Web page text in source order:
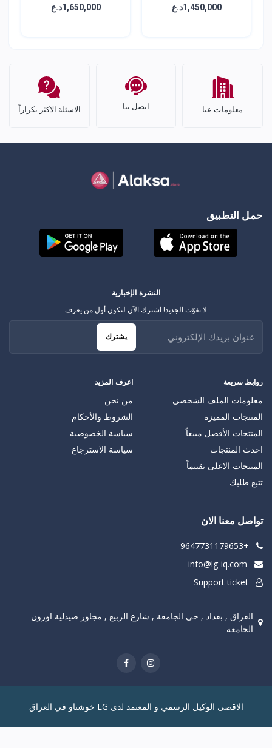
(2في1) 15 كغم -1,450,000د.ع
(2في1) 18 كغم -1,650,000د.ع
معلومات عنا اتصل بنا الاسئلة الاكثر تكراراً
حمل التطبيق
روابط سريعة
معلومات الملف الشخصي
المنتجات المميزة
المنتجات الأفضل مبيعاً
احدث المنتجات
المنتجات الاعلى تقييماً
تتبع طلبك
اعرف المزيد
من نحن
الشروط والأحكام
سياسة الخصوصية
سياسة الاسترجاع
النشرة الإخبارية
لا تفوّت الجديد! اشترك الآن لتكون أول من يعرف
يشترك
تواصل معنا الان
+9647731179653
العراق , بغداد , حي الجامعة , شارع الربيع , مجاور صيدلية اوزون
الجامعة
الاقصى الوكيل الرسمي و المعتمد لدى LG خوشناو في العراق